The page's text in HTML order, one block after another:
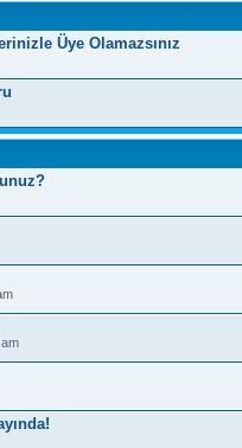
Üye Olamazsınız